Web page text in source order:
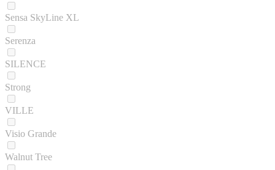
Sensa SkyLine XL
Serenza
SILENCE
Strong
VILLE
Visio Grande
Walnut Tree